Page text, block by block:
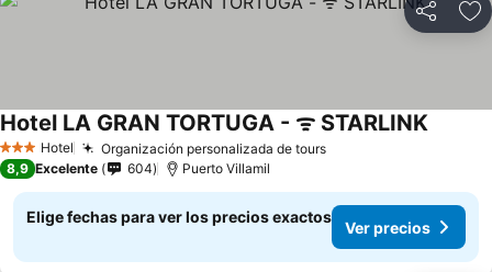
Compartir
3 Estrellas
Hotel Organización personalizada de toursVer precios
Hotel LA GRAN TORTUGA - ᯤ STARLINKVer
8,9 Excelente 604 Puerto Villamil
Elige fechas para ver los precios exactos
Ver precios